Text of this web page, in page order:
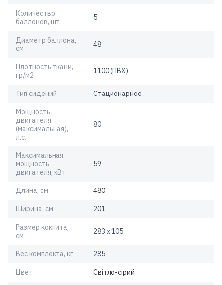
Количество
баллонов, шт
5
Диаметр баллона,
см
48
Плотность ткани,
гр/м2
1100 (ПВХ)
Тип сидений Стационарное
Мощность
двигателя
(максимальная),
л.с.
80
Максимальная
мощность
двигателя, кВт
59
Длина, см 480
Ширина, см 201
Размер кокпита,
см
283 х 105
Вес комплекта, кг 285
Цвет Світло-сірий